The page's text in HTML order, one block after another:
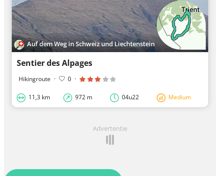
Auf dem Weg in Schweiz und Liechtenstein
Sentier des Alpages
Hikingroute · 0 ·
11,3 km 972 m 04u22 Medium
Advertentie